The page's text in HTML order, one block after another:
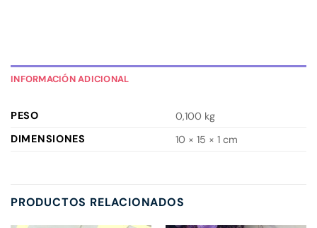
INFORMACIÓN ADICIONAL
PESO
0,100 kg
DIMENSIONES
10 × 15 × 1 cm
PRODUCTOS RELACIONADOS